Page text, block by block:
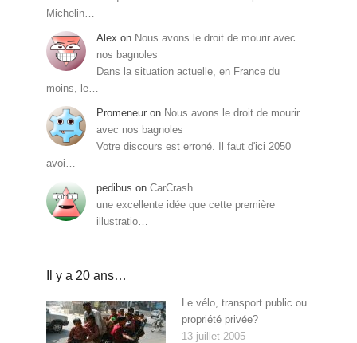
Michelin…
Alex on Nous avons le droit de mourir avec
nos bagnoles
Dans la situation actuelle, en France du
moins, le…
Promeneur on Nous avons le droit de mourir
avec nos bagnoles
Votre discours est erroné. Il faut d'ici 2050
avoi…
pedibus on CarCrash
une excellente idée que cette première
illustratio…
Il y a 20 ans…
Le vélo, transport public ou
propriété privée?
13 juillet 2005